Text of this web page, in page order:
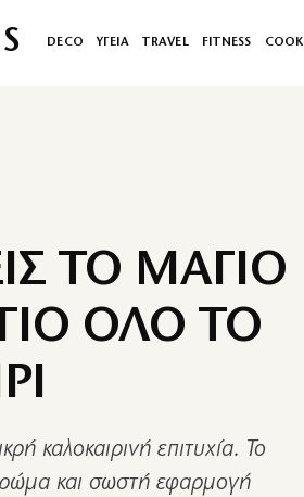
DECO ΥΓΕΙΑ TRAVEL FITNESS COOK
ΤΟ ΜΑΓΙΟ
ΟΛΟ ΤΟ
καλοκαιρινή επιτυχία. Το
και σωστή εφαρμογή